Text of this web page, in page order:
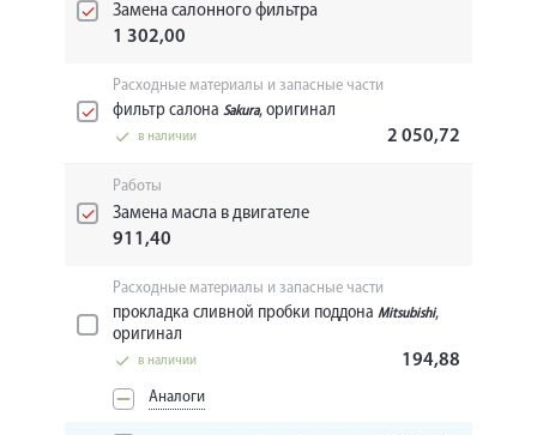
Замена салонного фильтра
1 302,00
Расходные материалы и запасные части
фильтр салона Sakura, оригинал
в наличии 2 050,72
Работы
Замена масла в двигателе
911,40
Расходные материалы и запасные части
прокладка сливной пробки поддона Mitsubishi,
оригинал
в наличии 194,88
Аналоги